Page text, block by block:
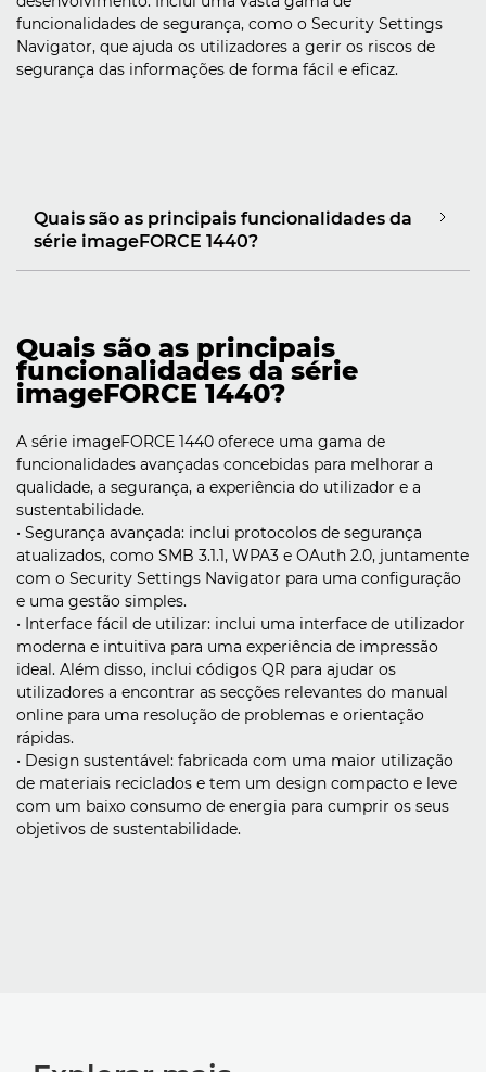
funcionalidades de segurança, como o Security Settings
Navigator, que ajuda os utilizadores a gerir os riscos de
segurança das informações de forma fácil e eficaz.
Quais são as principais funcionalidades da
série imageFORCE 1440?
Quais são as principais
funcionalidades da série
imageFORCE 1440?
A série imageFORCE 1440 oferece uma gama de
funcionalidades avançadas concebidas para melhorar a
qualidade, a segurança, a experiência do utilizador e a
sustentabilidade.
• Segurança avançada: inclui protocolos de segurança
atualizados, como SMB 3.1.1, WPA3 e OAuth 2.0, juntamente
com o Security Settings Navigator para uma configuração
e uma gestão simples.
• Interface fácil de utilizar: inclui uma interface de utilizador
moderna e intuitiva para uma experiência de impressão
ideal. Além disso, inclui códigos QR para ajudar os
utilizadores a encontrar as secções relevantes do manual
online para uma resolução de problemas e orientação
rápidas.
• Design sustentável: fabricada com uma maior utilização
de materiais reciclados e tem um design compacto e leve
com um baixo consumo de energia para cumprir os seus
objetivos de sustentabilidade.